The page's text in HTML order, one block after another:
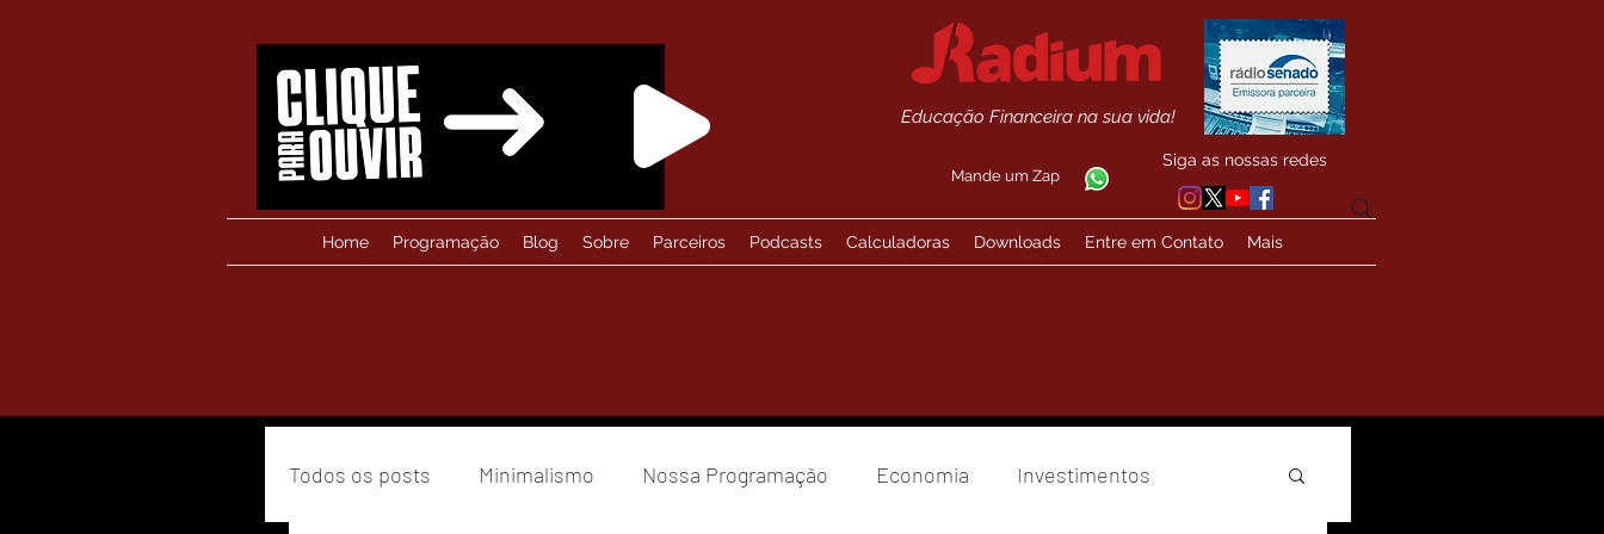
Educação Financeira na sua vida!
Mande um Zap
Siga as nossas redes
Home Programação Blog Sobre Parceiros Podcasts Calculadoras Downloads Entre em Contato Mais
Todos os posts Minimalismo Nossa Programação Economia Investimentos